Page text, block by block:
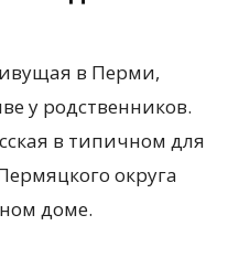
в Перми,
у родственников.
в типичном для
округа
доме.